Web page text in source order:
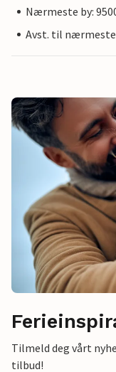
Nærmeste by:
Avst. til nærmeste
Tilmeld deg vårt
tilbud!